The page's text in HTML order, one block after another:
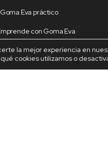
Eva práctico
con Goma Eva
de libretas Perrita
fieltro
la mejor experiencia en
cookies utilizamos o